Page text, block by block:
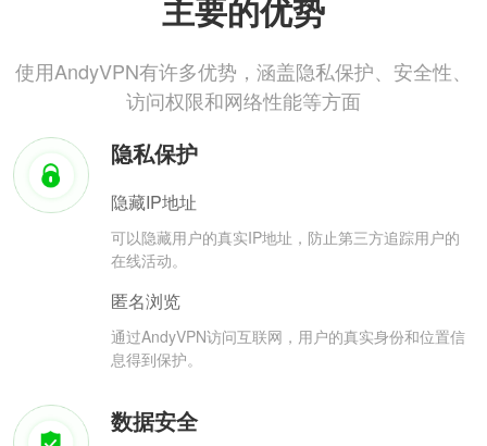
主要的优势
使用AndyVPN有许多优势，涵盖隐私保护、安全性、
访问权限和网络性能等方面
隐私保护
隐藏IP地址
可以隐藏用户的真实IP地址，防止第三方追踪用户的
在线活动。
匿名浏览
通过AndyVPN访问互联网，用户的真实身份和位置信
息得到保护。
数据安全